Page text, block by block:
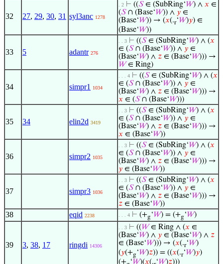
32 27, 29, 30, 31 syl3anc 1278
. 2 ⊢ ((𝑆∈ (SubRing‘𝑊) ∧ 𝑥 ∈
(𝑆∩ (Base‘𝑊)) ∧ 𝑦 ∈
(Base‘𝑊)) → (𝑥(.r‘𝑊)𝑦) ∈
(Base‘𝑊))
33 5 adantr 276
. . 3 ⊢ ((𝑆∈ (SubRing‘𝑊) ∧ (𝑥
∈ (𝑆∩ (Base‘𝑊)) ∧ 𝑦 ∈
(Base‘𝑊) ∧ 𝑧 ∈ (Base‘𝑊))) →
𝑊∈ Ring)
34 simpr1 1034
. . . 4 ⊢ ((𝑆∈ (SubRing‘𝑊) ∧ (𝑥
∈ (𝑆∩ (Base‘𝑊)) ∧ 𝑦 ∈
(Base‘𝑊) ∧ 𝑧 ∈ (Base‘𝑊))) →
𝑥 ∈ (𝑆∩ (Base‘𝑊)))
35 34 elin2d 3419
. . 3 ⊢ ((𝑆∈ (SubRing‘𝑊) ∧ (𝑥
∈ (𝑆∩ (Base‘𝑊)) ∧ 𝑦 ∈
(Base‘𝑊) ∧ 𝑧 ∈ (Base‘𝑊))) →
𝑥 ∈ (Base‘𝑊))
36 simpr2 1035
. . 3 ⊢ ((𝑆∈ (SubRing‘𝑊) ∧ (𝑥
∈ (𝑆∩ (Base‘𝑊)) ∧ 𝑦 ∈
(Base‘𝑊) ∧ 𝑧 ∈ (Base‘𝑊))) →
𝑦 ∈ (Base‘𝑊))
37 simpr3 1036
. . 3 ⊢ ((𝑆∈ (SubRing‘𝑊) ∧ (𝑥
∈ (𝑆∩ (Base‘𝑊)) ∧ 𝑦 ∈
(Base‘𝑊) ∧ 𝑧 ∈ (Base‘𝑊))) →
𝑧 ∈ (Base‘𝑊))
38 eqid 2238 . . . 4 ⊢ (+g‘𝑊) = (+g‘𝑊)
39 3, 38, 17 ringdi 14306
. . 3 ⊢ ((𝑊∈ Ring ∧ (𝑥 ∈
(Base‘𝑊) ∧ 𝑦 ∈ (Base‘𝑊) ∧ 𝑧
∈ (Base‘𝑊))) → (𝑥(.r‘𝑊)
(𝑦(+g‘𝑊)𝑧)) = ((𝑥(.r‘𝑊)𝑦)
(+ ‘𝑊)(𝑥(. ‘𝑊)𝑧)))